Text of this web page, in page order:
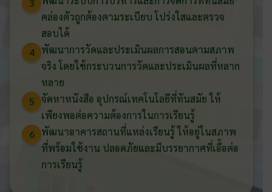
3
คล่องตัวถูกต้องตามระเบียบ โปร่งใสและตรวจ
สอบได้
4 พัฒนาการวัดและประเมินผลการสอนตามสภาพ
จริง โดยใช้กระบวนการวัดและประเมินผลที่หลาก
หลาย
5 จัดหาหนังสือ อุปกรณ์เทคโนโลยีที่ทันสมัย ให้
เพียงพอต่อความต้องการในการเรียนรู้
6 พัฒนาอาคารสถานที่แหล่งเรียนรู้ ให้อยู่ในสภาพ
ที่พร้อมใช้งาน ปลอดภัยและมีบรรยากาศที่เอื้อต่อ
การเรียนรู้